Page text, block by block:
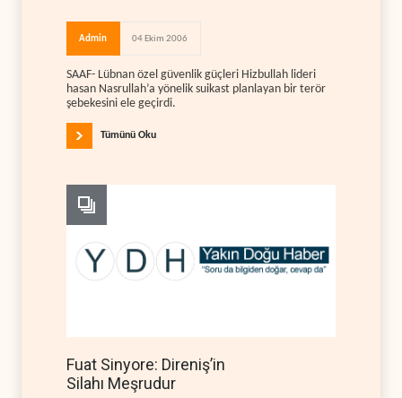
Admin 04 Ekim 2006
SAAF- Lübnan özel güvenlik güçleri Hizbullah lideri
hasan Nasrullah’a yönelik suikast planlayan bir terör
şebekesini ele geçirdi.
Tümünü Oku
Fuat Sinyore: Direniş’in
Silahı Meşrudur